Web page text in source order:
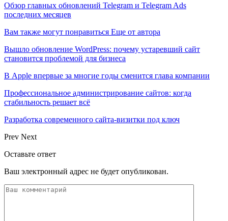
Обзор главных обновлений Telegram и Telegram Ads
последних месяцев
Вам также могут понравиться Еще от автора
Вышло обновление WordPress: почему устаревший сайт
становится проблемой для бизнеса
В Apple впервые за многие годы сменится глава компании
Профессиональное администрирование сайтов: когда
стабильность решает всё
Разработка современного сайта-визитки под ключ
Prev Next
Оставьте ответ
Ваш электронный адрес не будет опубликован.